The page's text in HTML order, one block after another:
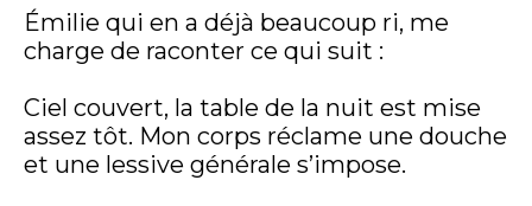
Émilie qui en a déjà beaucoup ri, me
charge de raconter ce qui suit :
Ciel couvert, la table de la nuit est mise
assez tôt. Mon corps réclame une douche
et une lessive générale s’impose.